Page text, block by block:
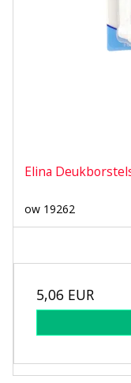
Elina
ow 19262
5,06 EUR